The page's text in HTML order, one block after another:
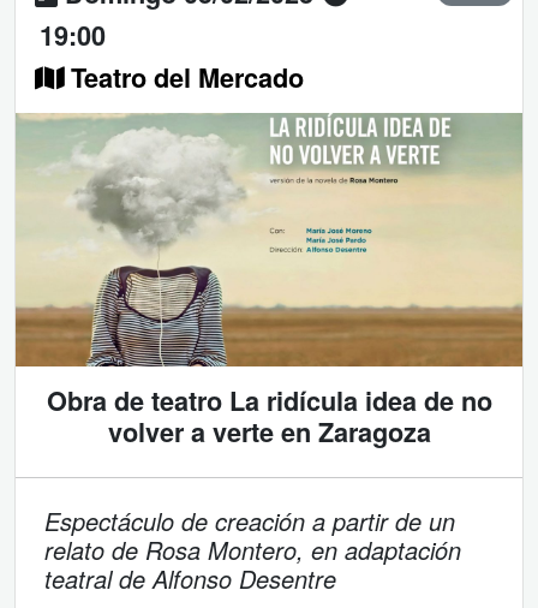
19:00
Teatro del Mercado
Obra de teatro La ridícula idea de no
volver a verte en Zaragoza
Espectáculo de creación a partir de un
relato de Rosa Montero, en adaptación
teatral de Alfonso Desentre